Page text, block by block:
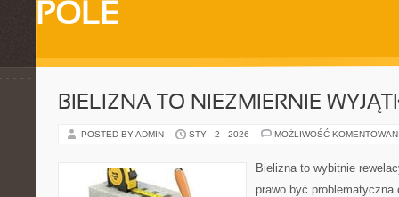
POLE
BIELIZNA TO NIEZMIERNIE
POSTED BY ADMIN STY - 2 - 2026 MOŻLIWOŚĆ
Bielizna to wybitnie
prawo być problematyczna